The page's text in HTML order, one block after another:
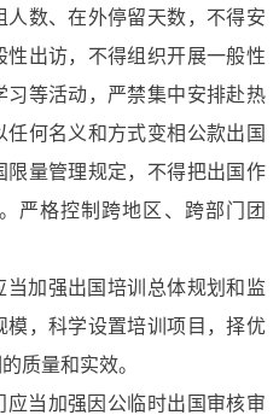
人数、在外停留天数，不得安
出访，不得组织开展一般性
等活动，严禁集中安排赴热
何名义和方式变相公款出国
量管理规定，不得把出国作
严格控制跨地区、跨部门团
加强出国培训总体规划和监
，科学设置培训项目，择优
质量和实效。
当加强因公临时出国审核审